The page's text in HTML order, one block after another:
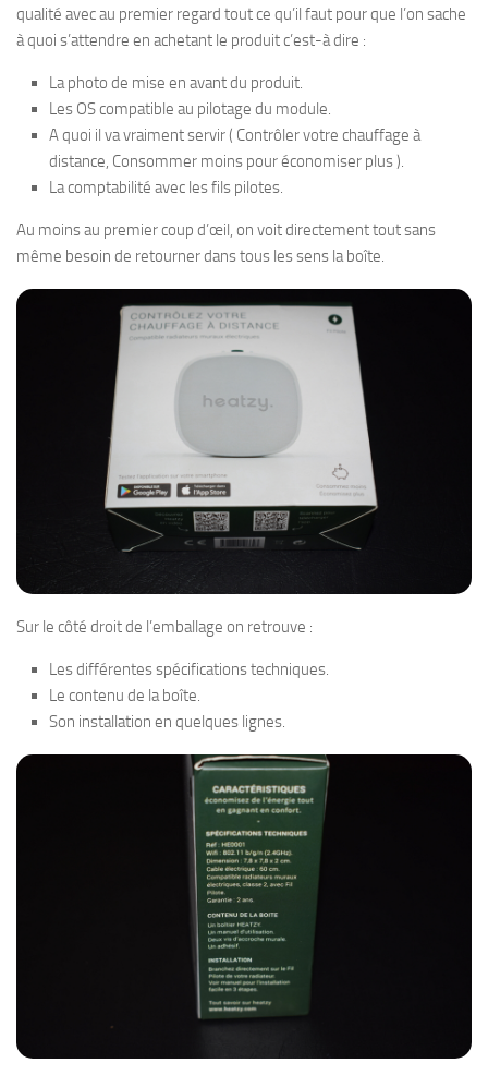
qualité avec au premier regard tout ce qu’il faut pour que l’on sache
à quoi s’attendre en achetant le produit c’est-à dire :
La photo de mise en avant du produit.
Les OS compatible au pilotage du module.
A quoi il va vraiment servir ( Contrôler votre chauffage à
distance, Consommer moins pour économiser plus ).
La comptabilité avec les fils pilotes.
Au moins au premier coup d’œil, on voit directement tout sans
même besoin de retourner dans tous les sens la boîte.
Sur le côté droit de l’emballage on retrouve :
Les différentes spécifications techniques.
Le contenu de la boîte.
Son installation en quelques lignes.